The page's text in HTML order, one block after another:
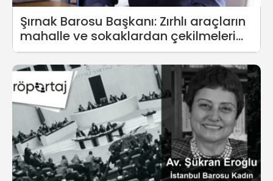
Şırnak Barosu Başkanı: Zırhlı araçların
mahalle ve sokaklardan çekilmeleri
gerekir